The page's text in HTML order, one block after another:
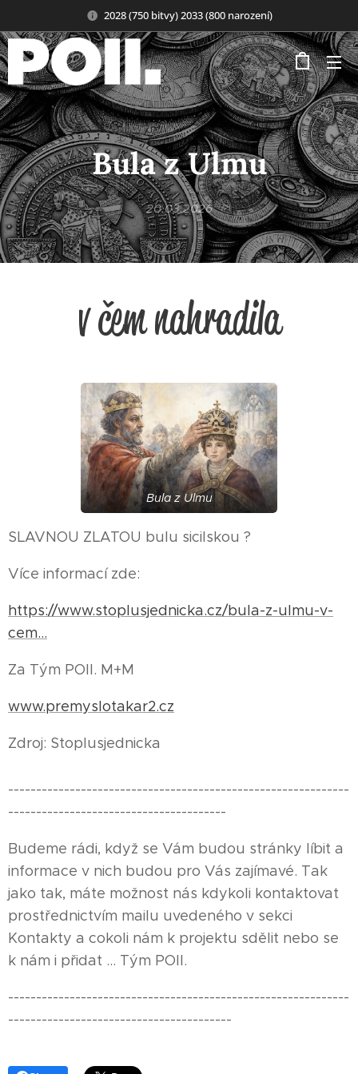
2028 (750 bitvy) 2033 (800 narození)
Bula z Ulmu
20.03.2026
v čem nahradila
Bula z Ulmu
SLAVNOU ZLATOU bulu sicilskou ?
Více informací zde:
https://www.stoplusjednicka.cz/bula-z-ulmu-v-
cem...
Za Tým POII. M+M
www.premyslotakar2.cz
Zdroj: Stoplusjednicka
-------------------------------------------------------------
---------------------------------------
Budeme rádi, když se Vám budou stránky líbit a
informace v nich budou pro Vás zajímavé. Tak
jako tak, máte možnost nás kdykoli kontaktovat
prostřednictvím mailu uvedeného v sekci
Kontakty a cokoli nám k projektu sdělit nebo se
k nám i přidat ... Tým POII.
-------------------------------------------------------------
----------------------------------------